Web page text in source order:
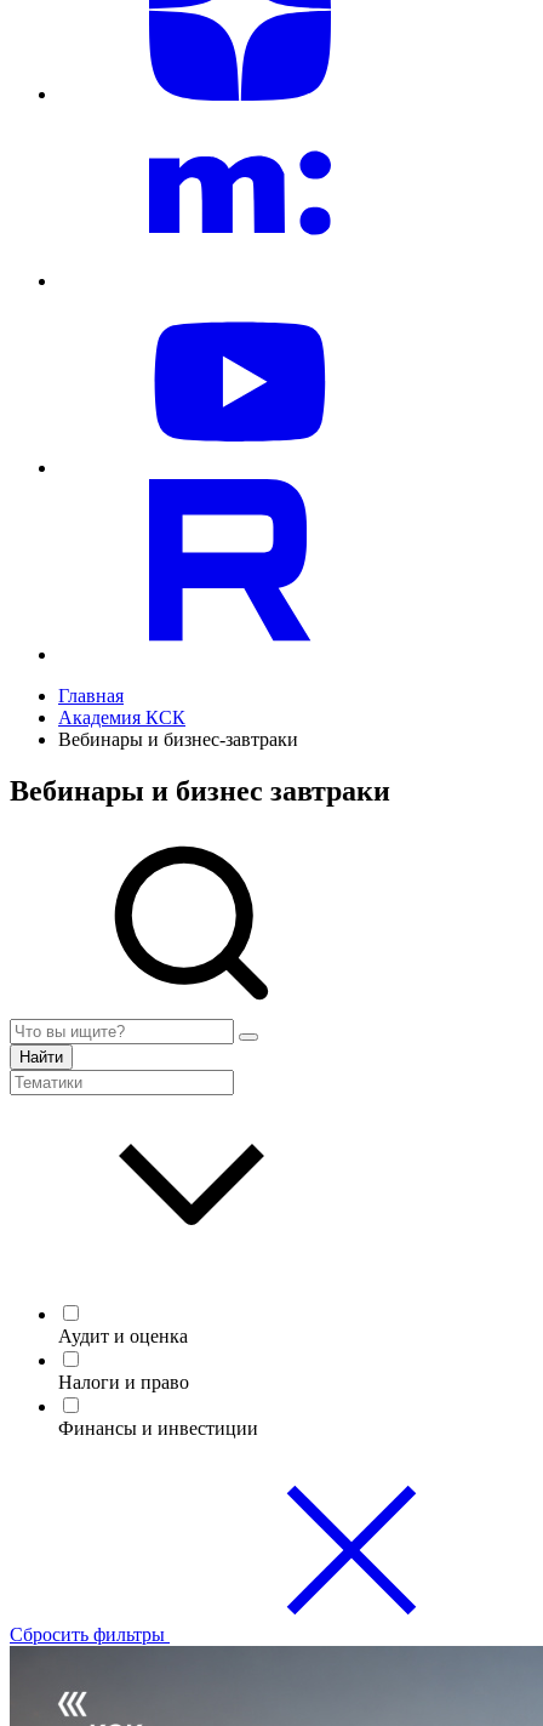
Главная
Академия КСК
Вебинары и бизнес-завтраки
Вебинары и бизнес завтраки
Найти
Аудит и оценка
Налоги и право
Финансы и инвестиции
Сбросить фильтры